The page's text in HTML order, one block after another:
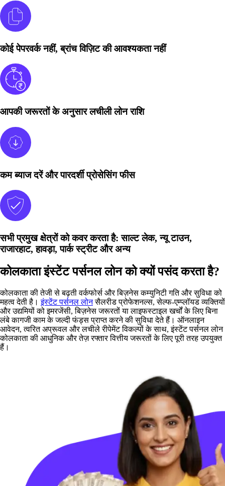
कोई पेपरवर्क नहीं, ब्रांच विज़िट की आवश्यकता नहीं
आपकी जरूरतों के अनुसार लचीली लोन राशि
कम ब्याज दरें और पारदर्शी प्रोसेसिंग फीस
सभी प्रमुख क्षेत्रों को कवर करता है: साल्ट लेक, न्यू टाउन,
राजारहाट, हावड़ा, पार्क स्ट्रीट और अन्य
कोलकाता इंस्टेंट पर्सनल लोन को क्यों पसंद करता है?
कोलकाता की तेजी से बढ़ती वर्कफोर्स और बिज़नेस कम्युनिटी गति और सुविधा को
महत्व देती है। इंस्टेंट पर्सनल लोन सैलरीड प्रोफेशनल्स, सेल्फ-एम्प्लॉयड व्यक्तियों
और उद्यमियों को इमरजेंसी, बिज़नेस जरूरतों या लाइफस्टाइल खर्चों के लिए बिना
लंबे कागजी काम के जल्दी फंड्स प्राप्त करने की सुविधा देते हैं। ऑनलाइन
आवेदन, त्वरित अप्रूवल और लचीले रीपेमेंट विकल्पों के साथ, इंस्टेंट पर्सनल लोन
कोलकाता की आधुनिक और तेज़ रफ्तार वित्तीय जरूरतों के लिए पूरी तरह उपयुक्त
हैं।